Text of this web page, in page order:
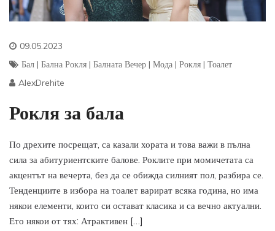
09.05.2023
Бал | Бална Рокля | Балната Вечер | Мода | Рокля | Тоалет
AlexDrehite
Рокля за бала
По дрехите посрещат, са казали хората и това важи в пълна
сила за абитуриентските балове. Роклите при момичетата са
акцентът на вечерта, без да се обижда силният пол, разбира се.
Тенденциите в избора на тоалет варират всяка година, но има
някои елементи, които си остават класика и са вечно актуални.
Ето някои от тях: Атрактивен […]